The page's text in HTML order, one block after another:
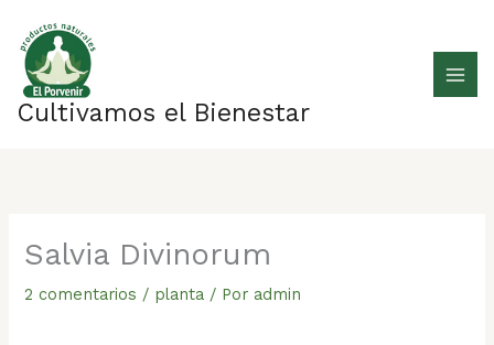
contenido
Cultivamos el Bienestar
Salvia Divinorum
2 comentarios / planta / Por admin